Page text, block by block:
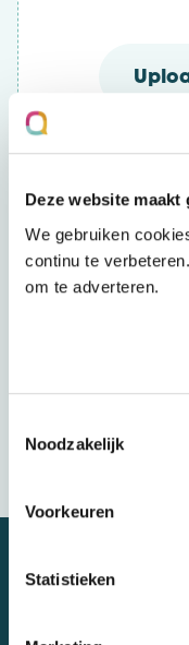
Deze website
We gebruiken
continu te
om te adverteren.
Noodzakelijk
Voorkeuren
Statistieken
Wij
cijferlijst
Wij bewaren